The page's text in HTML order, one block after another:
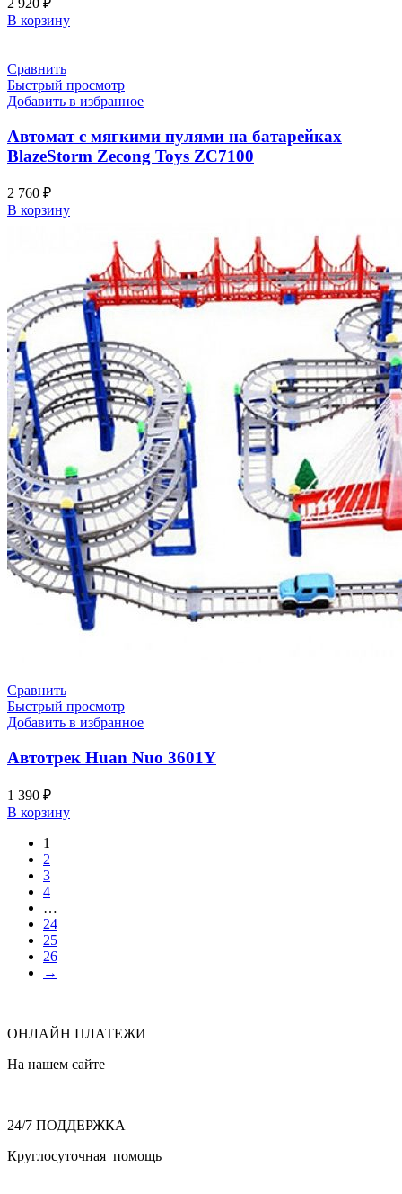
2 920 ₽
В корзину
Сравнить
Быстрый просмотр
Добавить в избранное
Автомат с мягкими пулями на батарейках
BlazeStorm Zecong Toys ZC7100
2 760 ₽
В корзину
Сравнить
Быстрый просмотр
Добавить в избранное
Автотрек Huan Nuo 3601Y
1 390 ₽
В корзину
1
2
3
4
…
24
25
26
→
ОНЛАЙН ПЛАТЕЖИ
На нашем сайте
24/7 ПОДДЕРЖКА
Круглосуточная помощь